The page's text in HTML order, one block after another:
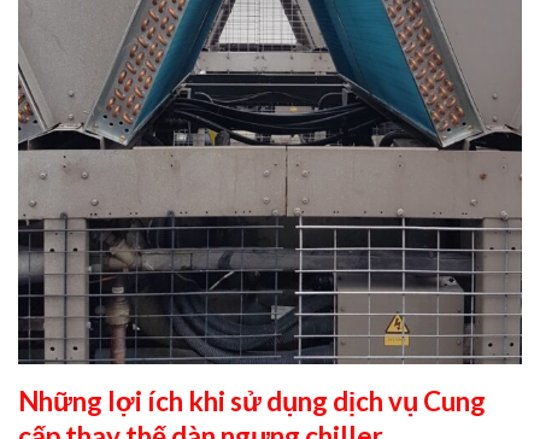
Những lợi ích khi sử dụng dịch vụ Cung